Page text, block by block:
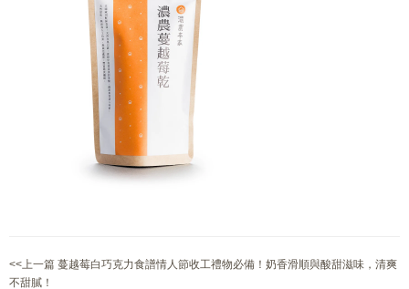
<<上一篇 蔓越莓白巧克力食譜情人節收工禮物必備！奶香滑順與酸甜滋味，清爽
不甜膩！